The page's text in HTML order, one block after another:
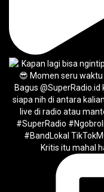
Kritis itu mahal